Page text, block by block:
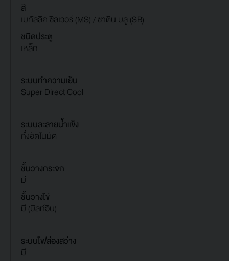
สี
เมทัลลิค ซิลเวอร์ (MS) / ซาติน บลู (SB)
ชนิดประตู
เหล็ก
ระบบทำความเย็น
Super Direct Cool
ระบบละลายน้ำแข็ง
กึ่งอัตโนมัติ
ชั้นวางกระจก
มี
ชั้นวางไข่
มี (บิลท์อิน)
ระบบไฟส่องสว่าง
มี